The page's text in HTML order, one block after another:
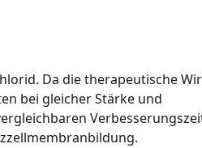
Da die therapeutische
bei gleicher Stärke und